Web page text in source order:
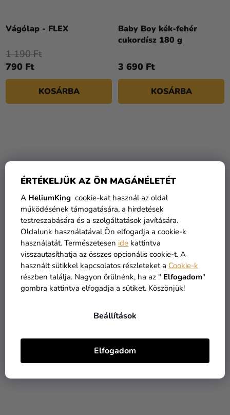
ÉRTÉKELJÜK AZ ÖN MAGÁNÉLETÉT
A HeliumKing cookie-kat használ az oldal
működésének támogatására, a hirdetések
testreszabására és a szolgáltatások javítására.
Oldalunk használatával Ön elfogadja a cookie-k
használatát. Természetesen ide kattintva
visszautasíthatja az összes opcionális cookie-t. A
használt sütikkel kapcsolatos részleteket a Cookie-k
részben találja. Nagyon örülnénk, ha az " Elfogadom"
gombra kattintva elfogadja a sütiket. Köszönjük!
Beállítások
Elfogadom
Vágólap - FLEX
790 Ft
1 190 Ft
KOSÁRBA
Baby Boy kék-fehér
cukordísz 180 g
3 690 Ft
KOSÁRBA
Barna hengerelt fondant
Teddy Bear Brown 250 g
1 860 Ft
Bézs gél koncentrált
ételfesték fondanthoz és
csokoládéhoz 30 g
1 860 Ft